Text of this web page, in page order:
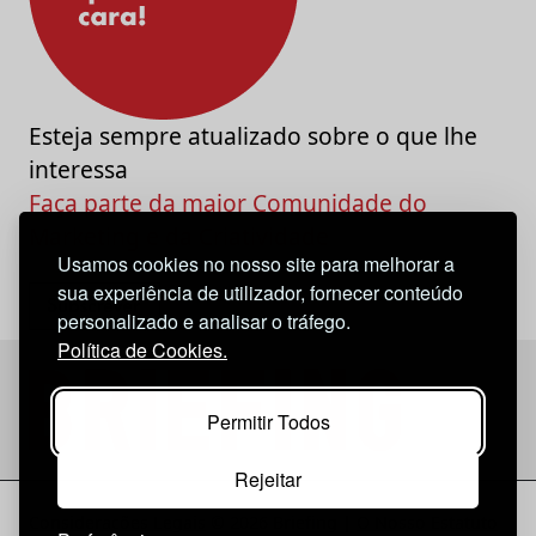
Usamos cookies no nosso site para melhorar a
sua experiência de utilizador, fornecer conteúdo
personalizado e analisar o tráfego.
Política de Cookies.
Permitir Todos
Rejeitar
Esteja sempre atualizado sobre o que lhe
interessa
Faça parte da maior Comunidade do